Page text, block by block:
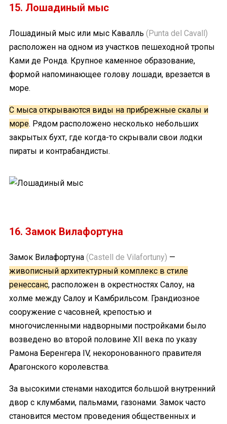
15. Лошадиный мыс
Лошадиный мыс или мыс Кавалль (Punta del Cavall)
расположен на одном из участков пешеходной тропы
Ками де Ронда. Крупное каменное образование,
формой напоминающее голову лошади, врезается в
море.
С мыса открываются виды на прибрежные скалы и
море. Рядом расположено несколько небольших
закрытых бухт, где когда-то скрывали свои лодки
пираты и контрабандисты.
16. Замок Вилафортуна
Замок Вилафортуна (Castell de Vilafortuny) —
живописный архитектурный комплекс в стиле
ренессанс, расположен в окрестностях Салоу, на
холме между Салоу и Камбрильсом. Грандиозное
сооружение с часовней, крепостью и
многочисленными надворными постройками было
возведено во второй половине XII века по указу
Рамона Беренгера IV, некоронованного правителя
Арагонского королевства.
За высокими стенами находится большой внутренний
двор с клумбами, пальмами, газонами. Замок часто
становится местом проведения общественных и